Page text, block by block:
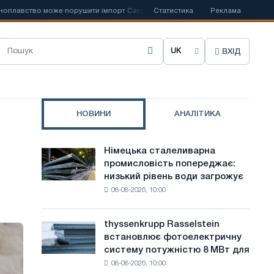
може порушити імпорт Саудівської сталі Іспанська
Статистика Реклама
О
р
и
м
в
у
с
ВХІД
НОВИНИ АНАЛІТИКА
Німецька
сталеливарна
промисловість
води
загрожує
Німецька сталеливарна
промисловість попереджає:
низький рівень води загрожує
08-08-2026, 10:00
thyssenkrupp
Rasselstein
встановлює
фотоелектричну
thyssenkrupp Rasselstein
встановлює фотоелектричну
систему потужністю 8 МВт для
08-08-2026, 10:00